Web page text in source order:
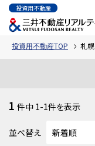
投資用不動産
投資用不動産TOP 札
1 件中 1-1件を表示
並べ替え